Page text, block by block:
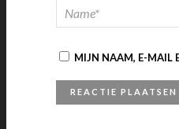
MIJN NAAM, E-MAIL